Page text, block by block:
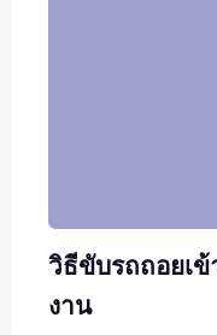
วิธีขับรถถอยเข้
งาน